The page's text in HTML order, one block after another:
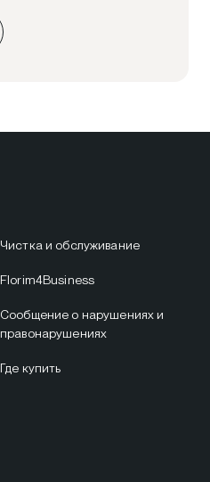
Чистка и обслуживание
Florim4Business
Сообщение о нарушениях и
правонарушениях
Где купить